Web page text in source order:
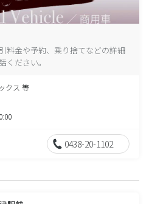
料金や予約、乗り捨てなどの詳細
ください。
クス 等
0438-20-1102